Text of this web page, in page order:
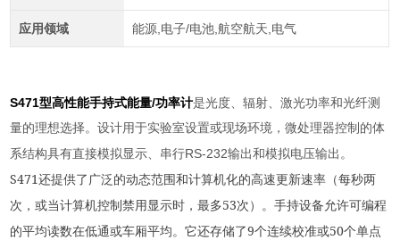
应用领域 能源,电子/电池,航空航天,电气
S471型高性能手持式能量/功率计是光度、辐射、激光功率和光纤测
量的理想选择。设计用于实验室设置或现场环境，微处理器控制的体
系结构具有直接模拟显示、串行RS-232输出和模拟电压输出。
S471还提供了广泛的动态范围和计算机化的高速更新速率（每秒两
次，或当计算机控制禁用显示时，最多53次）。手持设备允许可编程
的平均读数在低通或车厢平均。它还存储了9个连续校准或50个单点